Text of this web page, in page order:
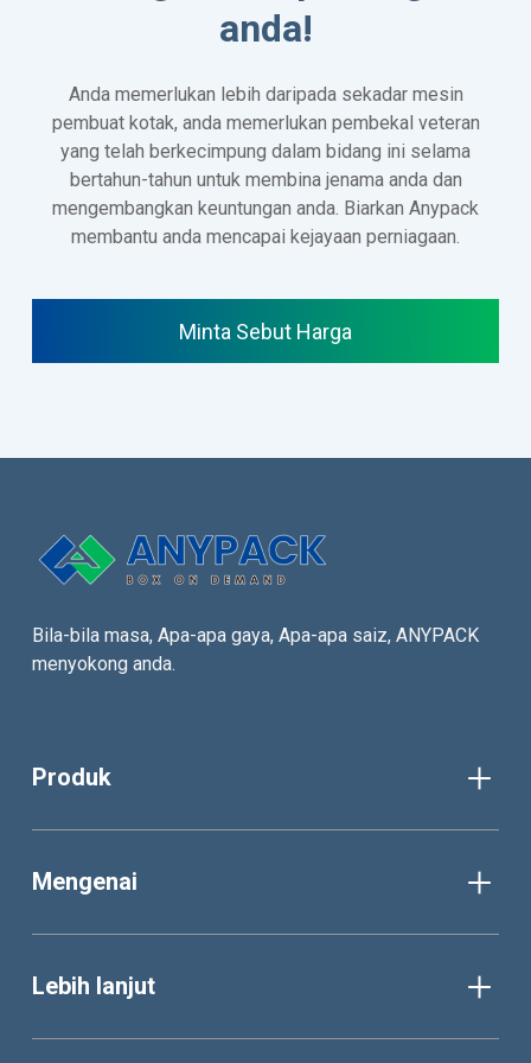
anda!
Anda memerlukan lebih daripada sekadar mesin
pembuat kotak, anda memerlukan pembekal veteran
yang telah berkecimpung dalam bidang ini selama
bertahun-tahun untuk membina jenama anda dan
mengembangkan keuntungan anda. Biarkan Anypack
membantu anda mencapai kejayaan perniagaan.
Minta Sebut Harga
Bila-bila masa, Apa-apa gaya, Apa-apa saiz, ANYPACK
menyokong anda.
Produk
Mengenai
Lebih lanjut